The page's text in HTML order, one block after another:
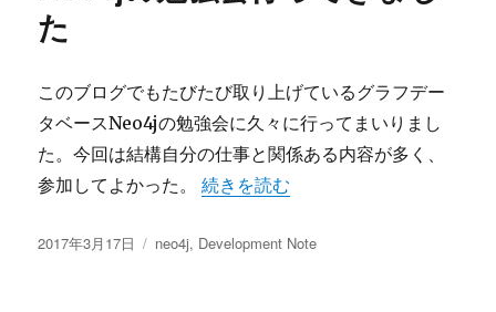
た
このブログでもたびたび取り上げているグラフデー
タベースNeo4jの勉強会に久々に行ってまいりまし
た。今回は結構自分の仕事と関係ある内容が多く、
参加してよかった。“Neo4jの勉強会行ってきました” の
続きを読む
投
2017年3月17日
カ
neo4j, Development Note